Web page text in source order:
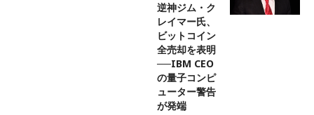
逆神ジム・ク
レイマー氏、
ビットコイン
全売却を表明
──IBM CEO
の量子コンピ
ューター警告
が発端